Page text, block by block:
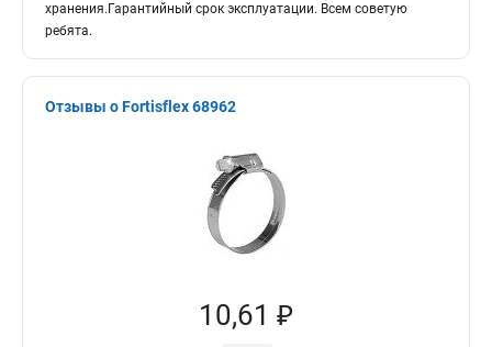
хранения.Гарантийный срок эксплуатации. Всем советую
ребята.
Отзывы о Fortisflex 68962
10,61 ₽